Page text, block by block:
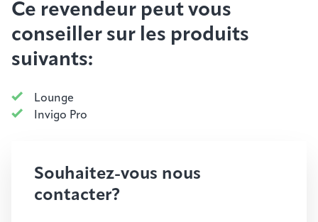
Ce revendeur peut vous
conseiller sur les produits
suivants:
Lounge
Invigo Pro
Souhaitez-vous nous
contacter?